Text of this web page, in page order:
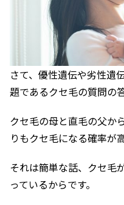
さて、優性遺伝や劣性遺
題であるクセ毛の質問の
クセ毛の母と直毛の父か
りもクセ毛になる確率が
それは簡単な話、クセ毛
っているからです。